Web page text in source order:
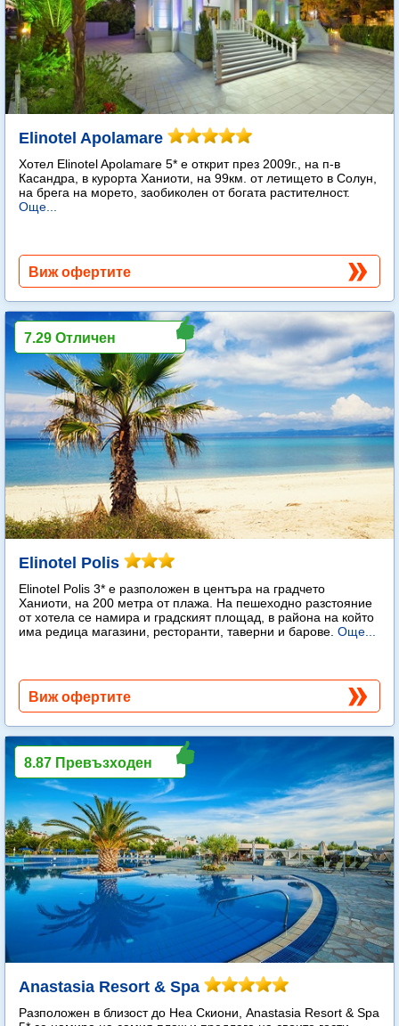
Elinotel Apolamare
Хотел Elinotel Apolamare 5* е открит през 2009г., на п-в
Касандра, в курорта Ханиоти, на 99км. от летището в Солун,
на брега на морето, заобиколен от богата растителност.
Още...
Виж офертите
Elinotel Polis
Elinotel Polis 3* е разположен в центъра на градчето
Ханиоти, на 200 метра от плажа. На пешеходно разстояние
от хотела се намира и градският площад, в района на който
има редица магазини, ресторанти, таверни и барове. Още...
7.29 Отличен
Виж офертите
Anastasia Resort & Spa
Разположен в близост до Неа Скиони, Anastasia Resort & Spa
8.87 Превъзходен